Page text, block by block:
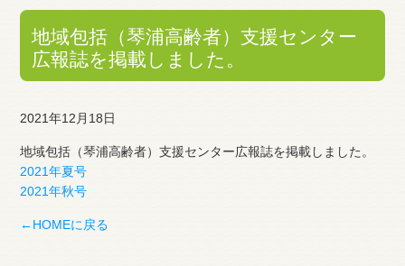
地域包括（琴浦高齢者）支援センター
広報誌を掲載しました。
2021年12月18日
地域包括（琴浦高齢者）支援センター広報誌を掲載しました。
2021年夏号
2021年秋号
←HOMEに戻る